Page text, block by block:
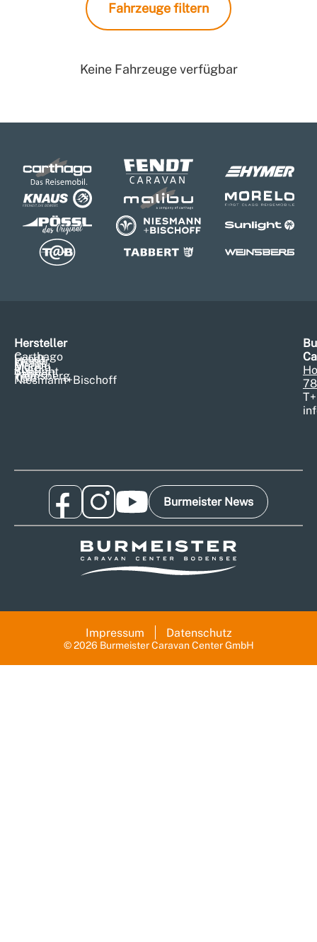
Fahrzeuge filtern
Keine Fahrzeuge verfügbar
Hersteller
Carthago
Fendt
Hymer
Knaus
Malibu
Morelo
Pössl
Sunlight
Tabbert
Weinsberg
T@b
Niesmann+Bischoff
T
Burmeister News
© 2026 Burmeister Caravan Center GmbH
Impressum Datenschutz